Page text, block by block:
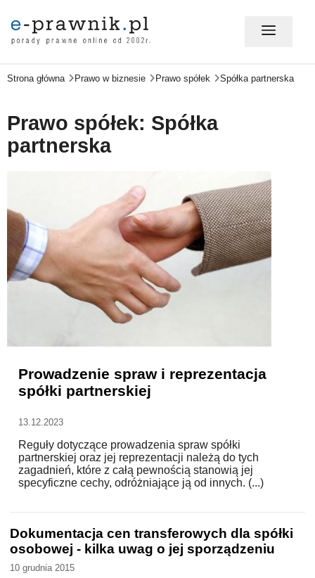
MÓJ E-PRAWNIK - LOGOWANIE
PORADY PRAWNE ONLINE
PRAWO W BIZNESIE
ZMIANY W PRAWIE
FORUM PRAWNE
Strona główna Prawo w biznesie Prawo spółek Spółka partnerska
Prawo spółek: Spółka
partnerska
Prowadzenie spraw i reprezentacja
spółki partnerskiej
13.12.2023
Reguły dotyczące prowadzenia spraw spółki
partnerskiej oraz jej reprezentacji należą do tych
zagadnień, które z całą pewnością stanowią jej
specyficzne cechy, odróżniające ją od innych. (...)
Dokumentacja cen transferowych dla spółki
osobowej - kilka uwag o jej sporządzeniu
10 grudnia 2015